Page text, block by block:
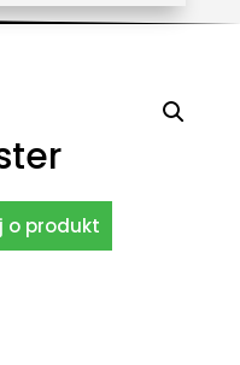
o produkt